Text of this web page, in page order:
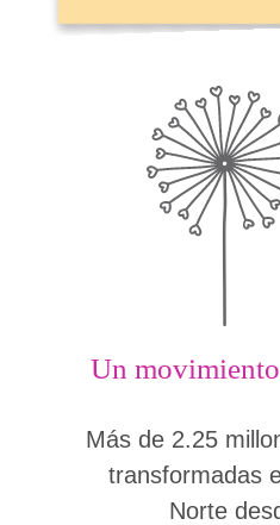
Un
Más de 2.25
transformadas
Norte